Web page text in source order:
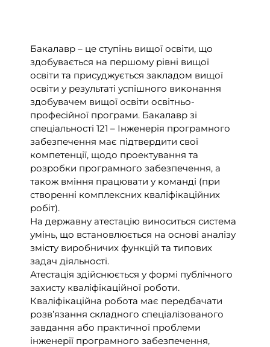
Бакалавр – це ступінь вищої освіти, що
здобувається на першому рівні вищої
освіти та присуджується закладом вищої
освіти у результаті успішного виконання
здобувачем вищої освіти освітньо-
професійної програми. Бакалавр зі
спеціальності 121 – Інженерія програмного
забезпечення має підтвердити свої
компетенції, щодо проектування та
розробки програмного забезпечення, а
також вміння працювати у команді (при
створенні комплексних кваліфікаційних
робіт).
На державну атестацію виноситься система
умінь, що встановлюється на основі аналізу
змісту виробничих функцій та типових
задач діяльності.
Атестація здійснюється у формі публічного
захисту кваліфікаційної роботи.
Кваліфікаційна робота має передбачати
розв’язання складного спеціалізованого
завдання або практичної проблеми
інженерії програмного забезпечення,